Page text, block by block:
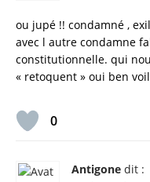
ou jupé !! condamné ,
avec l autre condamne
constitutionnelle. qui
« retoquent » oui ben
0
Antigone dit :